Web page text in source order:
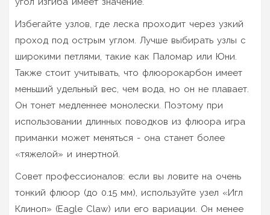
Избегайте узлов, где леска проходит через узкий
проход под острым углом. Лучше выбирать узлы с
широкими петлями, такие как Паломар или Юни.
Также стоит учитывать, что флюорокарбон имеет
меньший удельный вес, чем вода, но он не плавает.
Он тонет медленнее монолески. Поэтому при
использовании длинных поводков из флюора игра
приманки может меняться - она станет более
«тяжелой» и инертной.
Совет профессионалов: если вы ловите на очень
тонкий флюор (до 0.15 мм), используйте узел «Игл
Клиноп» (Eagle Claw) или его вариации. Он менее